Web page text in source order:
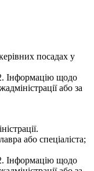
посадах у
Інформацію щодо
або за
або спеціаліста;
Інформацію щодо